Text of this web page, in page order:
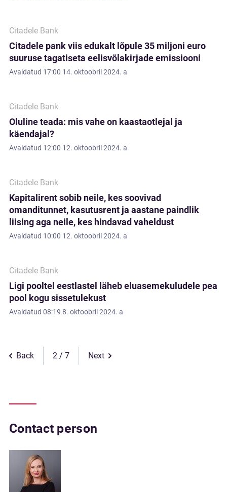
Citadele Bank
Citadele pank viis edukalt lõpule 35 miljoni euro
suuruse tagatiseta eelisvõlakirjade emissiooni
Avaldatud 17:00 14. oktoobril 2024. a
Citadele Bank
Oluline teada: mis vahe on kaastaotlejal ja
käendajal?
Avaldatud 12:00 12. oktoobril 2024. a
Citadele Bank
Kapitalirent sobib neile, kes soovivad
omanditunnet, kasutusrent ja aastane paindlik
liising aga neile, kes hindavad vaheldust
Avaldatud 10:00 12. oktoobril 2024. a
Citadele Bank
Ligi pooltel eestlastel läheb eluasemekuludele pea
pool kogu sissetulekust
Avaldatud 08:19 8. oktoobril 2024. a
Back 2 Next
Contact person